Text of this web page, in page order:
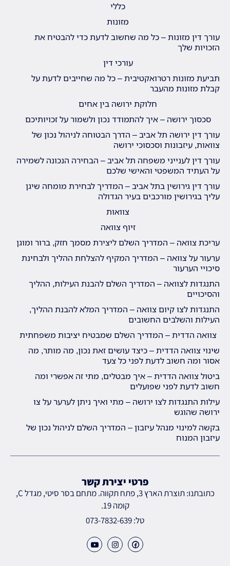
כללי
מזונות
עורך דין מזונות – כל מה שחשוב לדעת כדי להבטיח את
הזכויות שלך
עורכי דין
תביעת מזונות רטרואקטיבית – כל מה שחייבים לדעת על
קבלת מזונות מהעבר
חלוקת ירושה בין אחים
סכסוך ירושה – איך להתמודד נכון ולשמור על זכויותיכם
עורך דין ירושה תל אביב – הדרך הבטוחה לניהול נכון של
צוואות, עיזבונות וסכסוכי ירושה
עורך דין לענייני משפחה תל אביב – הבחירה הנכונה לשמירה
על העתיד המשפטי והאישי שלכם
עורך דין גירושין בתל אביב – המדריך לבחירת מומחה שיגן
עליך בגירושין מורכבים בעיר הגדולה
צוואות
זיוף צוואה
עריכת צוואה – המדריך השלם ליצירת מסמך חזק, ברור ומוגן
ערעור על צוואה – המדריך המקיף להצלחת ההליך ולבחינת
סיכויי הערעור
התנגדות לצוואה – המדריך השלם להבנת העילות, ההליך
והסיכויים
התנגדות לצו קיום צוואה – המדריך המלא להבנת ההליך,
העילות והשלבים החשובים
צוואה הדדית – המדריך השלם שמבטיח יציבות משפחתית
שינוי צוואה הדדית – כיצד עושים זאת נכון, מה מותר, מה
אסור ומה חשוב לדעת לפני כל צעד
ביטול צוואה הדדית – איך מבטלים, מתי זה אפשרי ומה
חשוב לדעת לפני שפועלים
עילות התנגדות לצו ירושה – מתי ואיך ניתן לערער על צו
ירושה שהוגש
בקשה למינוי מנהל עיזבון – המדריך השלם לניהול נכון של
עיזבון המנוח
פרטי יצירת קשר
כתובתנו: תוצרת הארץ 3, פתח תקווה. מתחם בסר סיטי, מגדל C,
קומה 19.
טל: 073-7832-639